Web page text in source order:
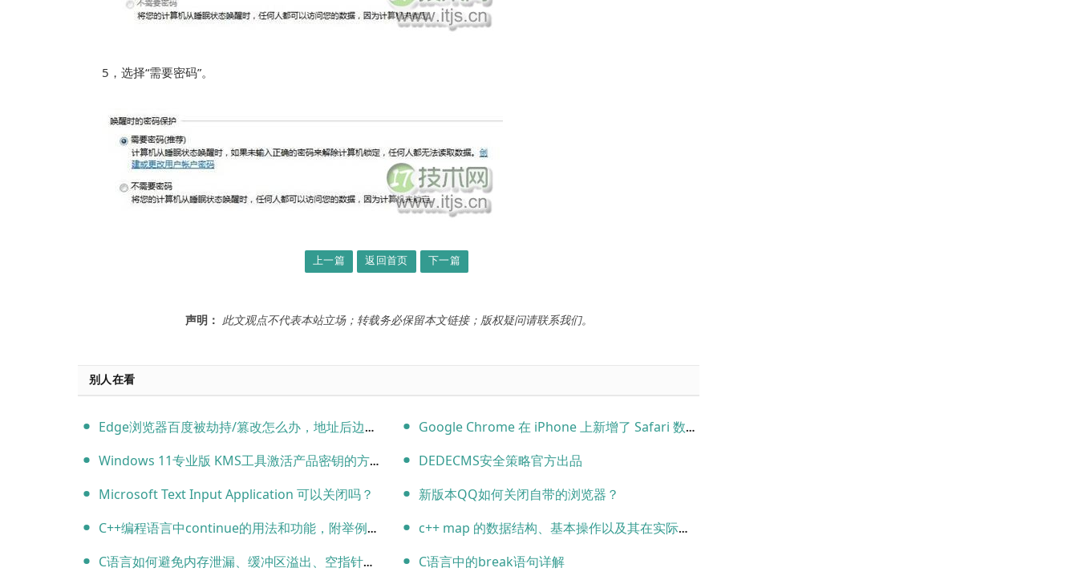
5，选择“需要密码”。
上一篇 返回首页 下一篇
声明： 此文观点不代表本站立场；转载务必保留本文链接；版权疑问请联系我们。
别人在看
Edge浏览器百度被劫持/篡改怎么办，地址后边跟着尾巴#tn=68018901_7_oem_dg
Google Chrome 在 iPhone 上新增了 Safari 数据导入选项
Windows 11专业版 KMS工具激活产品密钥的方法
DEDECMS安全策略官方出品
Microsoft Text Input Application 可以关闭吗？
新版本QQ如何关闭自带的浏览器？
C++编程语言中continue的用法和功能，附举例示范代码
c++ map 的数据结构、基本操作以及其在实际应用中的使用。
C语言如何避免内存泄漏、缓冲区溢出、空指针解引用等常见的安全问题
C语言中的break语句详解